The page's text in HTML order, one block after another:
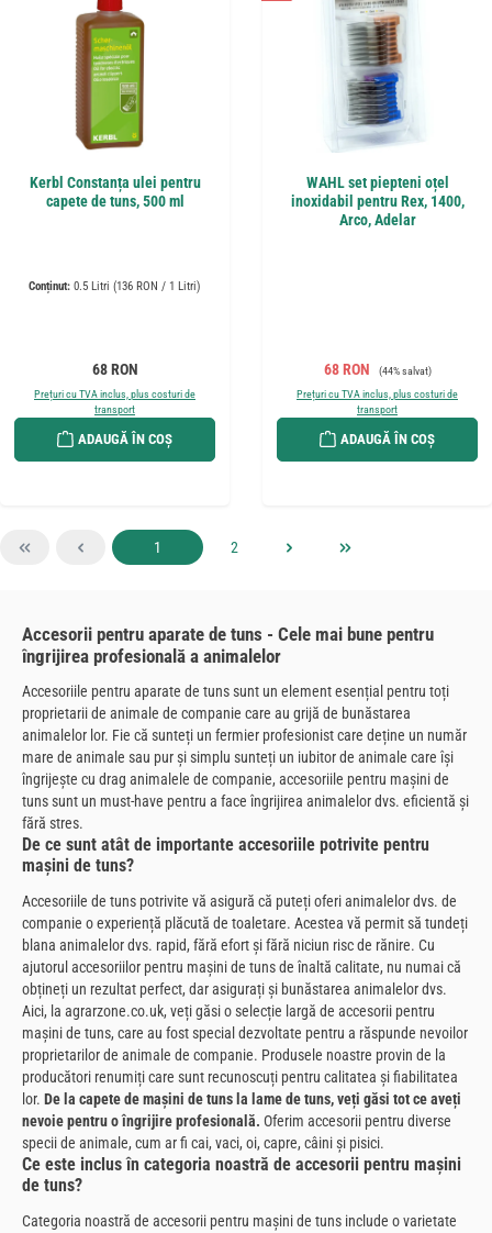
Kerbl Constanța ulei pentru
capete de tuns, 500 ml
Conținut: 0.5 Litri (136 RON / 1 Litri)
Preț obișnuit:
68 RON
Prețuri cu TVA inclus, plus costuri de
transport
ADAUGĂ ÎN COȘ
WAHL set piepteni oțel
inoxidabil pentru Rex, 1400,
Arco, Adelar
Preț de vânzare:
68 RON Preț obișnuit:
(44% salvat)
Prețuri cu TVA inclus, plus costuri de
transport
ADAUGĂ ÎN COȘ
Pagina
1 Pagina
2
Accesorii pentru aparate de tuns - Cele mai bune pentru
îngrijirea profesională a animalelor
Accesoriile pentru aparate de tuns sunt un element esențial pentru toți
proprietarii de animale de companie care au grijă de bunăstarea
animalelor lor. Fie că sunteți un fermier profesionist care deține un număr
mare de animale sau pur și simplu sunteți un iubitor de animale care își
îngrijește cu drag animalele de companie, accesoriile pentru mașini de
tuns sunt un must-have pentru a face îngrijirea animalelor dvs. eficientă și
fără stres.
De ce sunt atât de importante accesoriile potrivite pentru
mașini de tuns?
Accesoriile de tuns potrivite vă asigură că puteți oferi animalelor dvs. de
companie o experiență plăcută de toaletare. Acestea vă permit să tundeți
blana animalelor dvs. rapid, fără efort și fără niciun risc de rănire. Cu
ajutorul accesoriilor pentru mașini de tuns de înaltă calitate, nu numai că
obțineți un rezultat perfect, dar asigurați și bunăstarea animalelor dvs.
Aici, la agrarzone.co.uk, veți găsi o selecție largă de accesorii pentru
mașini de tuns, care au fost special dezvoltate pentru a răspunde nevoilor
proprietarilor de animale de companie. Produsele noastre provin de la
producători renumiți care sunt recunoscuți pentru calitatea și fiabilitatea
lor. De la capete de mașini de tuns la lame de tuns, veți găsi tot ce aveți
nevoie pentru o îngrijire profesională. Oferim accesorii pentru diverse
specii de animale, cum ar fi cai, vaci, oi, capre, câini și pisici.
Ce este inclus în categoria noastră de accesorii pentru mașini
de tuns?
Categoria noastră de accesorii pentru mașini de tuns include o varietate